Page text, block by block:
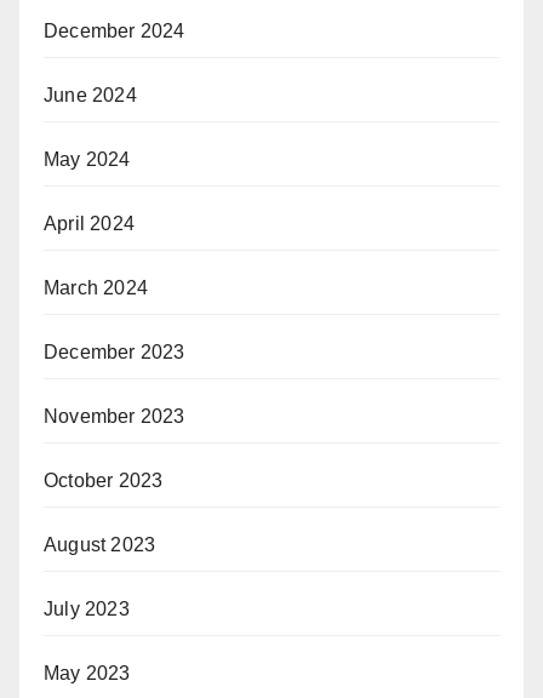
December 2024
June 2024
May 2024
April 2024
March 2024
December 2023
November 2023
October 2023
August 2023
July 2023
May 2023